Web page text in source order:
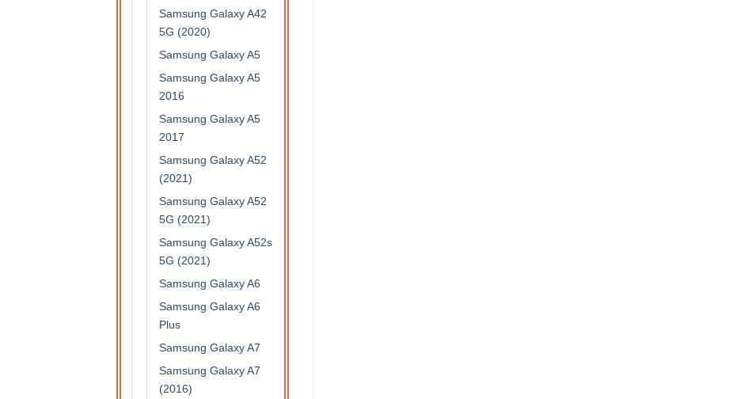
Samsung Galaxy A42
5G (2020)
Samsung Galaxy A5
Samsung Galaxy A5
2016
Samsung Galaxy A5
2017
Samsung Galaxy A52
(2021)
Samsung Galaxy A52
5G (2021)
Samsung Galaxy A52s
5G (2021)
Samsung Galaxy A6
Samsung Galaxy A6
Plus
Samsung Galaxy A7
Samsung Galaxy A7
(2016)